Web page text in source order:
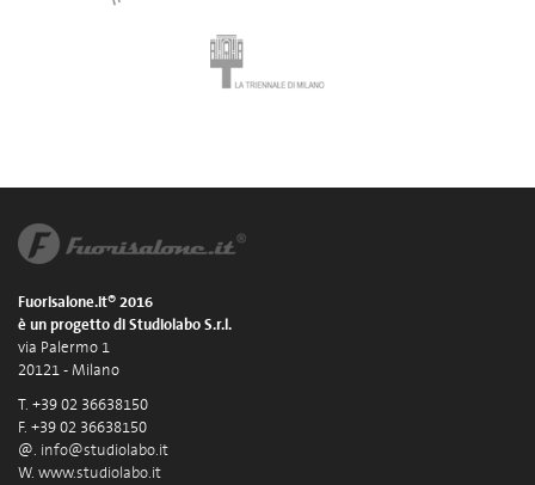
Fuorisalone.it® 2016
è un progetto di Studiolabo S.r.l.
via Palermo 1
20121 - Milano
T. +39 02 36638150
F. +39 02 36638150
@. info@studiolabo.it
W. www.studiolabo.it